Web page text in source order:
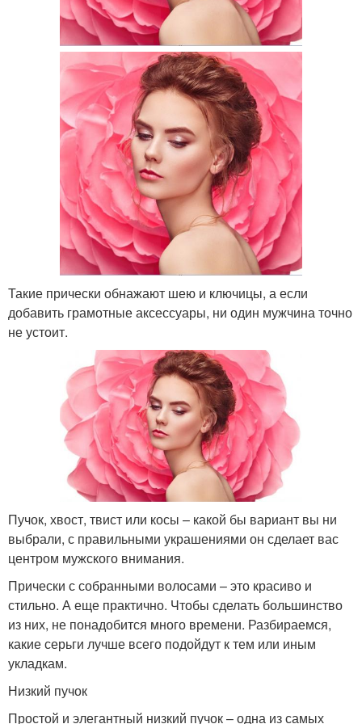
Такие прически обнажают шею и ключицы, а если
добавить грамотные аксессуары, ни один мужчина точно
не устоит.
Пучок, хвост, твист или косы – какой бы вариант вы ни
выбрали, с правильными украшениями он сделает вас
центром мужского внимания.
Прически с собранными волосами – это красиво и
стильно. А еще практично. Чтобы сделать большинство
из них, не понадобится много времени. Разбираемся,
какие серьги лучше всего подойдут к тем или иным
укладкам.
Низкий пучок
Простой и элегантный низкий пучок – одна из самых